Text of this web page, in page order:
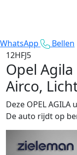
WhatsApp
Bellen
12HFJ5
Opel Agila
Airco,
Deze OPEL
De auto rijdt op